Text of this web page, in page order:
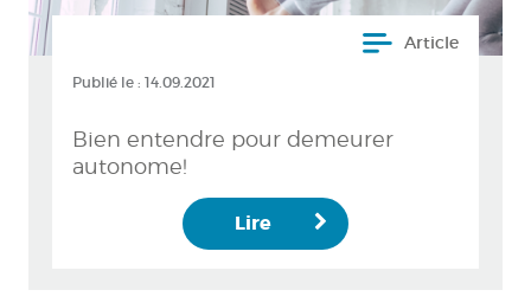
Article
Publié le : 14.09.2021
Bien entendre pour demeurer
autonome!
Lire